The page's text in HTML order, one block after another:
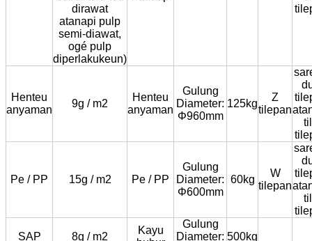
dirawat
atanapi pulp
semi-diawat,
ogé pulp
diperlakukeun)
Henteu
anyaman
9g / m2
Henteu
anyaman
Gulung
Diameter:
Φ960mm
125kg
Z
tilepan
Pe / PP 15g / m2 Pe / PP
Gulung
Diameter:
Φ600mm
60kg
W
tilepan
SAP 8g / m2
Kayu
Gulung
Diameter: 500kg